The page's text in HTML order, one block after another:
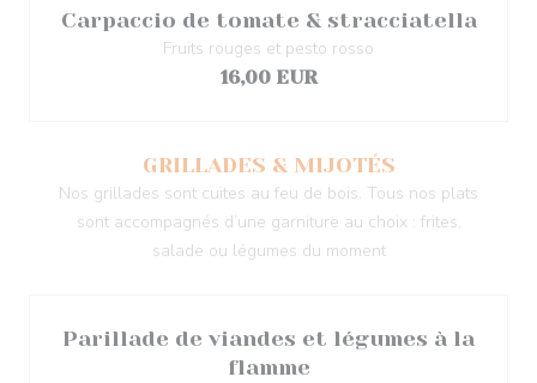
Carpaccio de tomate & stracciatella
Fruits rouges et pesto rosso
16,00 EUR
GRILLADES & MIJOTÉS
Nos grillades sont cuites au feu de bois. Tous nos plats
sont accompagnés d’une garniture au choix : frites,
salade ou légumes du moment
Parillade de viandes et légumes à la
flamme